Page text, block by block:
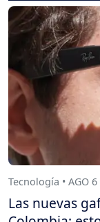
Tecnología • AGO
Las nuevas